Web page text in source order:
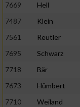
7669
Hell
7487
Klein
7561
Reutler
7695
Schwarz
7718
Bär
7673
Hümbert
7710
Weiland